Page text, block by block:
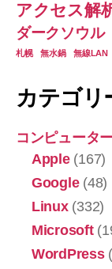
アクセス解
ダークソウル
札幌 無水鍋 無線LAN
カテゴリ
コンピュータ
Apple(167)
Google(48)
Linux(332)
Microsoft
WordPress